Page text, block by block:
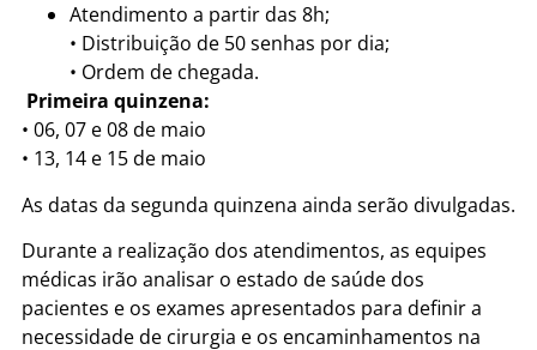
Atendimento a partir das 8h;
• Distribuição de 50 senhas por dia;
• Ordem de chegada.
Primeira quinzena:
• 06, 07 e 08 de maio
• 13, 14 e 15 de maio
As datas da segunda quinzena ainda serão divulgadas.
Durante a realização dos atendimentos, as equipes
médicas irão analisar o estado de saúde dos
pacientes e os exames apresentados para definir a
necessidade de cirurgia e os encaminhamentos na